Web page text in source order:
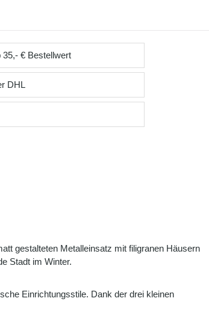
35,- € Bestellwert
DHL
gestalteten Metalleinsatz mit filigranen Häusern
Stadt im Winter.
Einrichtungsstile. Dank der drei kleinen